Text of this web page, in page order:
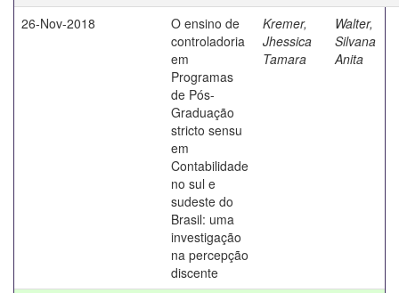
26-Nov-2018
O ensino de
controladoria
em
Programas
de Pós-
Graduação
stricto sensu
em
Contabilidade
no sul e
sudeste do
Brasil: uma
investigação
na percepção
discente
Kremer,
Jhessica
Tamara
Walter,
Silvana
Anita